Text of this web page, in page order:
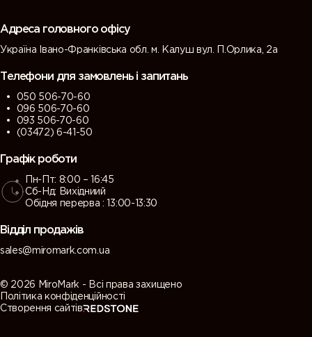
Адреса головного офісу
Україна Івано-Франківська обл. м. Калуш вул. П.Орлика, 2а
Телефони для замовлень і запитань
050 506-70-60
096 506-70-60
093 506-70-60
(03472) 6-41-50
Графік роботи
Пн-Пт: 8:00 – 16:45
Сб-Нд: Вихідниий
Обідня перерва : 13:00-13:30
Відділ продажів
sales@miromark.com.ua
© 2026 MiroMark - Всі права захищено
Політика конфіденційності
Створення сайтів